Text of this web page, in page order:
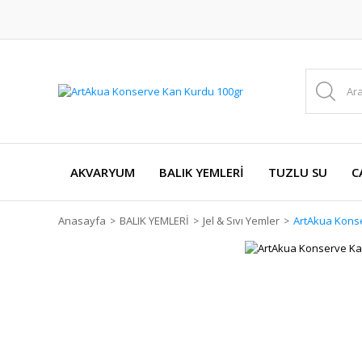
AKVARYUM BALIK YEMLERİ TUZLU SU
Anasayfa BALIK YEMLERİ Jel & Sıvı Yemler ArtAkua